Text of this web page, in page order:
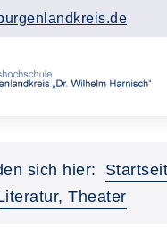
sich hier:
Theater